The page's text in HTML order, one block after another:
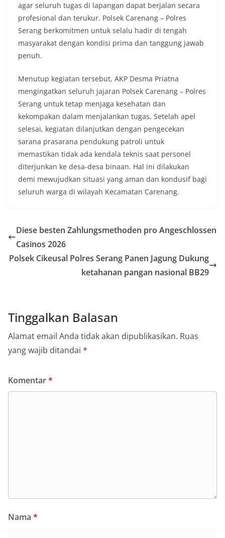
agar seluruh tugas di lapangan dapat berjalan secara
profesional dan terukur. Polsek Carenang – Polres
Serang berkomitmen untuk selalu hadir di tengah
masyarakat dengan kondisi prima dan tanggung jawab
penuh.
Menutup kegiatan tersebut, AKP Desma Priatna
mengingatkan seluruh jajaran Polsek Carenang – Polres
Serang untuk tetap menjaga kesehatan dan
kekompakan dalam menjalankan tugas. Setelah apel
selesai, kegiatan dilanjutkan dengan pengecekan
sarana prasarana pendukung patroli untuk
memastikan tidak ada kendala teknis saat personel
diterjunkan ke desa-desa binaan. Hal ini dilakukan
demi mewujudkan situasi yang aman dan kondusif bagi
seluruh warga di wilayah Kecamatan Carenang.
Diese besten Zahlungsmethoden pro Angeschlossen
Casinos 2026
Polsek Cikeusal Polres Serang Panen Jagung Dukung
ketahanan pangan nasional BB29
Tinggalkan Balasan
Alamat email Anda tidak akan dipublikasikan. Ruas
yang wajib ditandai *
Komentar*
Nama *